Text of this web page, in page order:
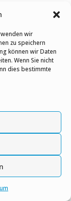
wir
zu speichern
können wir Daten
Wenn Sie nicht
dies bestimmte